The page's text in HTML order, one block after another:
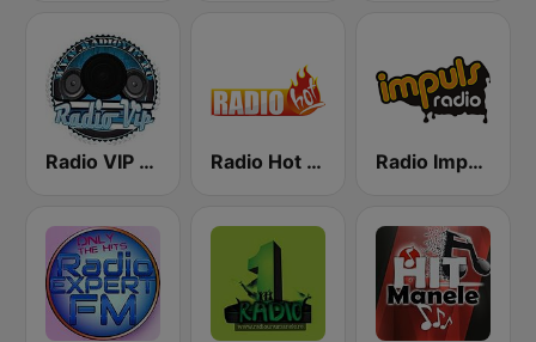
Radio VIP Manele Radio Hot Style Radio Impuls 101.5 FM